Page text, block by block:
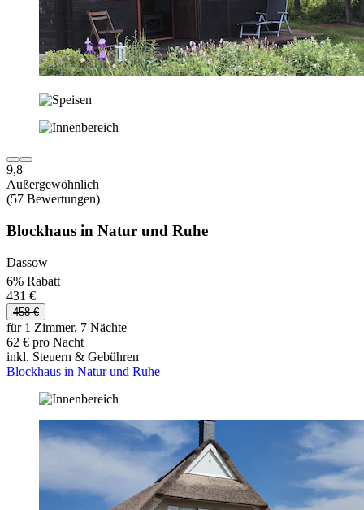
9,8
Außergewöhnlich
(57 Bewertungen)
Blockhaus in Natur und Ruhe
Dassow
6% Rabatt
431 €
458 €
für 1 Zimmer, 7 Nächte
62 € pro Nacht
inkl. Steuern & Gebühren
Blockhaus in Natur und Ruhe